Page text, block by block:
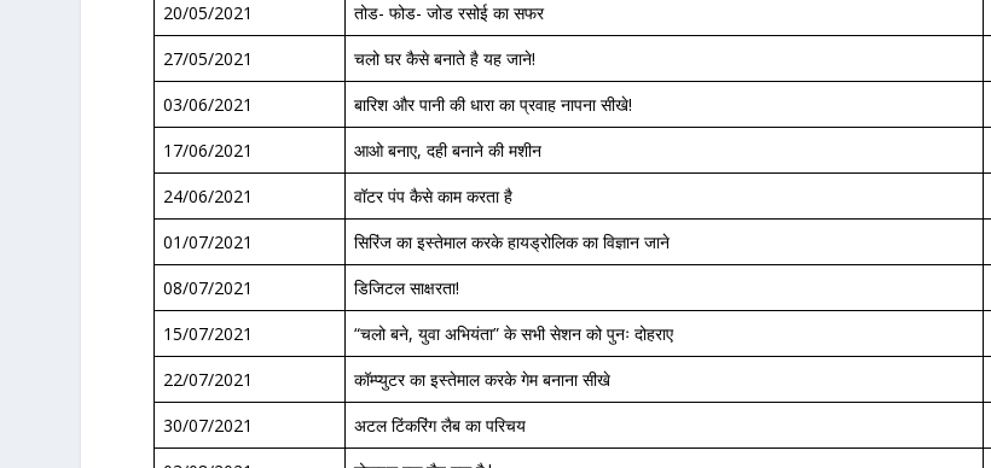
20/05/2021
तोड- फोड- जोड रसोई का सफर
27/05/2021
चलो घर कैसे बनाते है यह जाने!
03/06/2021
बारिश और पानी की धारा का प्रवाह नापना सीखे!
17/06/2021
आओ बनाए, दही बनाने की मशीन
24/06/2021
वॉटर पंप कैसे काम करता है
01/07/2021
सिरिंज का इस्तेमाल करके हायड्रोलिक का विज्ञान जाने
08/07/2021
डिजिटल साक्षरता!
15/07/2021
“चलो बने, युवा अभियंता” के सभी सेशन को पुनः दोहराए
22/07/2021
कॉम्प्युटर का इस्तेमाल करके गेम बनाना सीखे
30/07/2021
अटल टिंकरिंग लैब का परिचय